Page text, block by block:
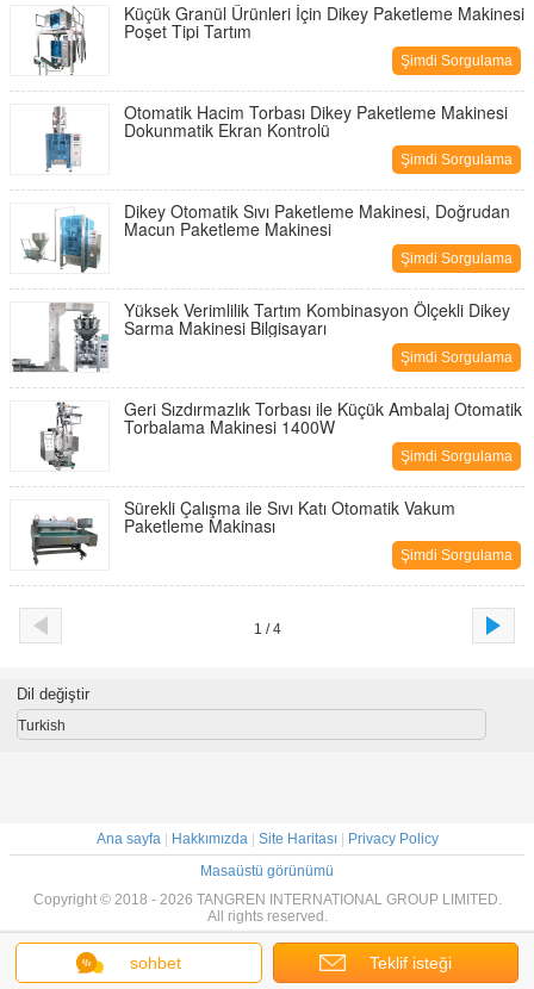
Küçük Granül Ürünleri İçin Dikey Paketleme Makinesi
Poşet Tipi Tartım
Şimdi Sorgulama
Otomatik Hacim Torbası Dikey Paketleme Makinesi
Dokunmatik Ekran Kontrolü
Şimdi Sorgulama
Dikey Otomatik Sıvı Paketleme Makinesi, Doğrudan
Macun Paketleme Makinesi
Şimdi Sorgulama
Yüksek Verimlilik Tartım Kombinasyon Ölçekli Dikey
Sarma Makinesi Bilgisayarı
Şimdi Sorgulama
Geri Sızdırmazlık Torbası ile Küçük Ambalaj Otomatik
Torbalama Makinesi 1400W
Şimdi Sorgulama
Sürekli Çalışma ile Sıvı Katı Otomatik Vakum
Paketleme Makinası
Şimdi Sorgulama
1 / 4
sohbet Teklif isteği
Dil değiştir
Turkish
Ana sayfa| Hakkımızda| Site Haritası|
Privacy Policy
Masaüstü görünümü
Copyright © 2018 - 2026 TANGREN INTERNATIONAL GROUP LIMITED.
All rights reserved.